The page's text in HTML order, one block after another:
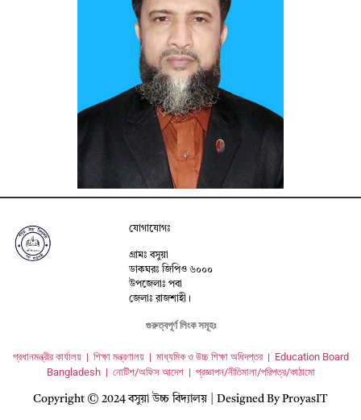
যোগাযোগঃ
গ্রামঃ বসুয়া
ডাকঘরঃ জিপিও ৬০০০
উপজেলাঃ পবা
জেলাঃ রাজশাহী।
গুরুত্বপূর্ণ লিংক সমূহঃ
প্রধানমন্ত্রীর কার্যালয় | শিক্ষা মন্ত্রণালয় | মাধ্যমিক ও উচ্চ শিক্ষা অধিদপ্তর | Education Board
Bangladesh | নোটিশ/অফিস আদেশ | প্রজ্ঞাপন/নীতিমালা/পরিপত্র/কাঠামো
Copyright © 2024 বসুয়া উচ্চ বিদ্যালয় | Designed By ProyasIT